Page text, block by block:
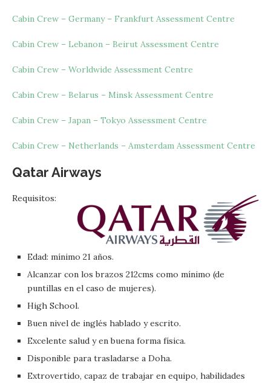
Cabin Crew – Germany – Frankfurt Assessment Centre
Cabin Crew – Lebanon – Beirut Assessment Centre
Cabin Crew – Worldwide Assessment Centre
Cabin Crew – Belarus – Minsk Assessment Centre
Cabin Crew – Japan – Tokyo Assessment Centre
Cabin Crew – Netherlands – Amsterdam Assessment Centre
Qatar Airways
Requisitos:
Edad: mínimo 21 años.
Alcanzar con los brazos 212cms como mínimo (de
puntillas en el caso de mujeres).
High School.
Buen nivel de inglés hablado y escrito.
Excelente salud y en buena forma física.
Disponible para trasladarse a Doha.
Extrovertido, capaz de trabajar en equipo, habilidades